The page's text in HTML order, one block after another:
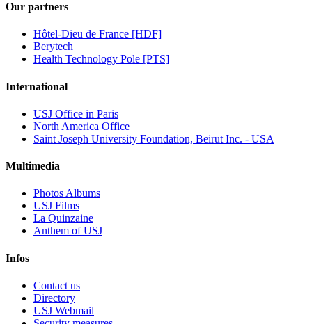
Our partners
Hôtel-Dieu de France [HDF]
Berytech
Health Technology Pole [PTS]
International
USJ Office in Paris
North America Office
Saint Joseph University Foundation, Beirut Inc. - USA
Multimedia
Photos Albums
USJ Films
La Quinzaine
Anthem of USJ
Infos
Contact us
Directory
USJ Webmail